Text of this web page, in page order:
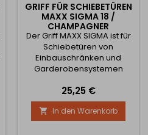
GRIFF FÜR SCHIEBETÜREN
MAXX SIGMA 18 /
CHAMPAGNER
Der Griff MAXX SIGMA ist für
Schiebetüren von
Einbauschränken und
Garderobensystemen
durch eine stabile
Konstruktion, modernes
Design und einfache
Montage an der Türkante
Preis
25,25 €
 In den Warenkorb